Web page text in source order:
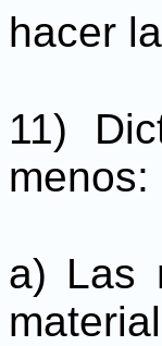
hacer
11)
menos:
a) Las